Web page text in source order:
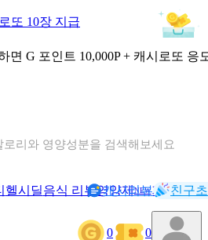
또 10장 지급
면 G 포인트 10,000P + 캐시로또 응
로리와 영양성분을 검색해보세요
헬시딜음식 리뷰영양제NEW기록
캐시리뷰 친구
0 0